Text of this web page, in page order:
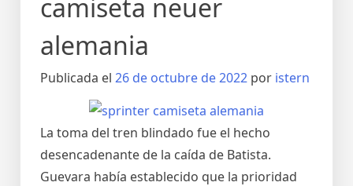
camiseta neuer
alemania
Publicada el 26 de octubre de 2022 por istern
La toma del tren blindado fue el hecho
desencadenante de la caída de Batista.
Guevara había establecido que la prioridad